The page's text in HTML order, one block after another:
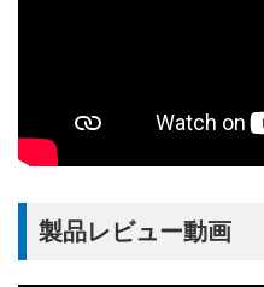
製品レビュー動画